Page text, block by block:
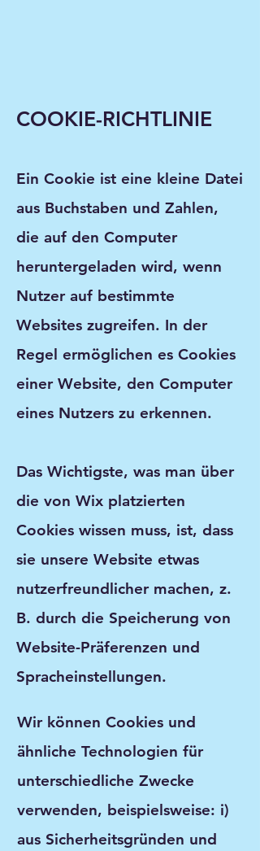
COOKIE-RICHTLINIE
Ein Cookie ist eine kleine Datei
aus Buchstaben und Zahlen,
die auf den Computer
heruntergeladen wird, wenn
Nutzer auf bestimmte
Websites zugreifen. In der
Regel ermöglichen es Cookies
einer Website, den Computer
eines Nutzers zu erkennen.
Das Wichtigste, was man über
die von Wix platzierten
Cookies wissen muss, ist, dass
sie unsere Website etwas
nutzerfreundlicher machen, z.
B. durch die Speicherung von
Website-Präferenzen und
Spracheinstellungen.
Wir können Cookies und
ähnliche Technologien für
unterschiedliche Zwecke
verwenden, beispielsweise: i)
aus Sicherheitsgründen und